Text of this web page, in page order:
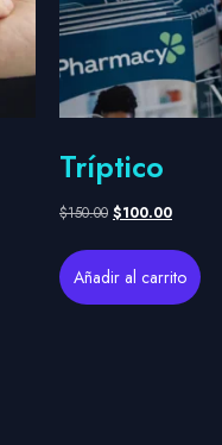
Tríptico
$150.00 $100.00
Añadir al carrito